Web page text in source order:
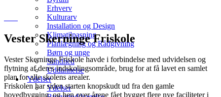
Erhverv
Kulturarv
Installation og Design
Klimatilpasning
Planlægning og Rådgivning
Børn og unge
Sundhed
Uddannelse
Ydelser
Ydelser
Vester Skerninge Friskole
Vester Skerninge Friskole havde i forbindelse med udvidelsen og
flytning af deres indskolingsområde, brug for at få lavet en samlet
plan for alle skolens arealer.
Friskolen har siden starten knopskudt ud fra den gamle
hovedbygning, og hen over årene fået bygget flere nye faciliteter i